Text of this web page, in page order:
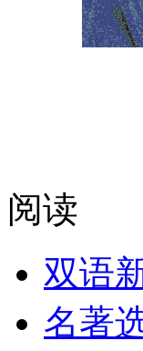
阅读
双语
名著